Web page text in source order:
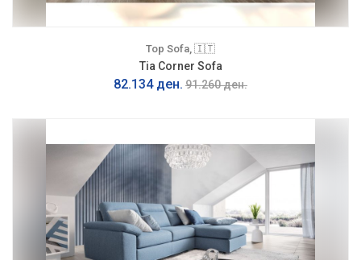
Top Sofa, 🇮🇹
Tia Corner Sofa
82.134 ден. 91.260 ден.